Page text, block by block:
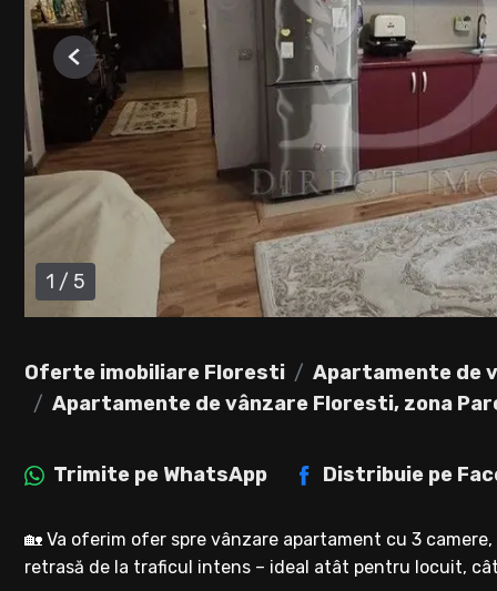
1 / 5
Previous
Oferte imobiliare Floresti
Apartamente de
Apartamente de vânzare Floresti, zona
Trimite pe WhatsApp Distribuie pe
🏡 Va oferim ofer spre vânzare apartament cu 3
retrasă de la traficul intens – ideal atât pentru locuit,